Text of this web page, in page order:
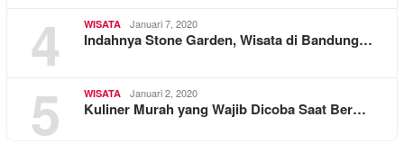
4 WISATA Januari 7, 2020
Indahnya Stone Garden, Wisata di Bandung…
5 WISATA Januari 2, 2020
Kuliner Murah yang Wajib Dicoba Saat Ber…